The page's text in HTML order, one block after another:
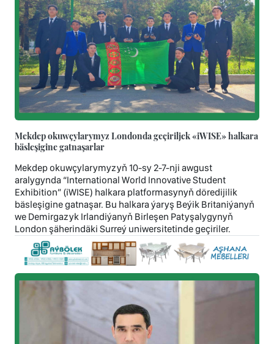
Mekdep okuwçylarymyz Londonda geçiriljek «iWISE» halkara
bäsleşigine gatnaşarlar
Mekdep okuwçylarymyzyň 10-sy 2-7-nji awgust
aralygynda “International World Innovative Student
Exhibition” (iWISE) halkara platformasynyň döredijilik
bäsleşigine gatnaşar. Bu halkara ýaryş Beýik Britaniýanyň
we Demirgazyk Irlandiýanyň Birleşen Patyşalygynyň
London şäherindäki Surreý uniwersitetinde geçiriler.